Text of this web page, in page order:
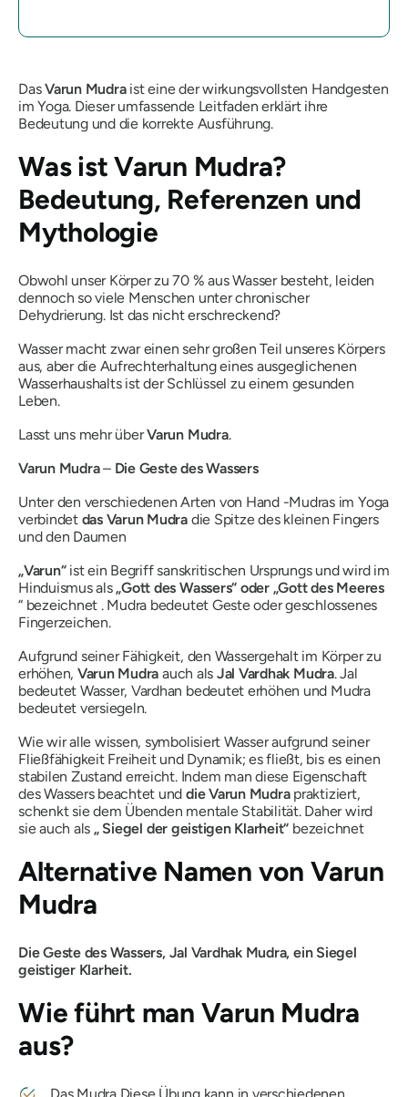
DasVarun Mudraist eine der wirkungsvollsten Handgesten
im Yoga. Dieser umfassende Leitfaden erklärt ihre
Bedeutung und die korrekte Ausführung.
Was istVarun Mudra?
Bedeutung, Referenzen und
Mythologie
Obwohl unser Körper zu 70 % aus Wasser besteht, leiden
dennoch so viele Menschen unter chronischer
Dehydrierung. Ist das nicht erschreckend?
Wasser macht zwar einen sehr großen Teil unseres Körpers
aus, aber die Aufrechterhaltung eines ausgeglichenen
Wasserhaushalts ist der Schlüssel zu einem gesunden
Leben.
Lasst uns mehr überVarun Mudra.
Varun Mudra– Die GestedesWassers
Unter den verschiedenen Arten von Hand -Mudrasim Yoga
verbindet das Varun Mudra die Spitze des kleinen Fingers
und den Daumen
„Varun“ist ein Begriff sanskritischen Ursprungs und wird im
Hinduismus als„Gott des Wassers“ oder „Gott des Meeres
“ bezeichnet . Mudra bedeutet Geste oder geschlossenes
Fingerzeichen.
Aufgrund seiner Fähigkeit, den Wassergehalt im Körper zu
erhöhen, Varun Mudra auch als Jal Vardhak Mudra.Jal
bedeutet Wasser, Vardhan bedeutet erhöhen und Mudra
bedeutet versiegeln.
Wie wir alle wissen, symbolisiert Wasser aufgrund seiner
Fließfähigkeit Freiheit und Dynamik; es fließt, bis es einen
stabilen Zustand erreicht. Indem man diese Eigenschaft
des Wassers beachtet und die Varun Mudrapraktiziert,
schenkt sie dem Übenden mentale Stabilität. Daher wird
sie auch als „ Siegel der geistigen Klarheit“ bezeichnet
Alternative Namen von Varun
Mudra
DieGeste des Wassers,Jal Vardhak Mudra, ein Siegel
geistiger Klarheit.
Wie führt man Varun Mudra
aus?